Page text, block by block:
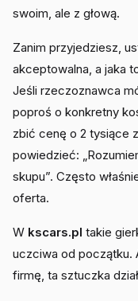
swoim, ale z głową.
Zanim przyjedziesz,
akceptowalna, a jaka
Jeśli rzeczoznawca
poproś o konkretny
zbić cenę o 2 tysiące
powiedzieć:
skupu”. Często
oferta.
W kscars.pl takie
uczciwa od początku.
firmę, ta sztuczka